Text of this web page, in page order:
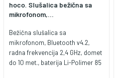
hoco. Slušalica bežična sa
mikrofonom,...
Bežična slušalica sa
mikrofonom, Bluetooth v4.2,
radna frekvencija 2,4 GHz, domet
do 10 met., baterija Li-Polimer 85